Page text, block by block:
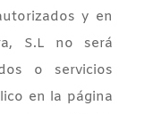
y en
S.L no será
o servicios
en la página